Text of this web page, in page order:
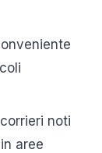
noti
aree